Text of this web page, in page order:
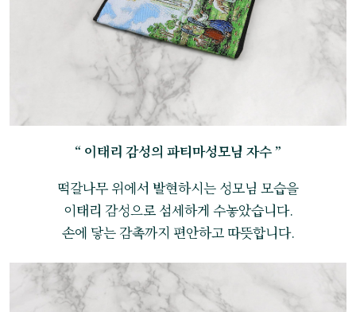
“ 이태리 감성의 파티마성모님 자수 ”
떡갈나무 위에서 발현하시는 성모님 모습을
이태리 감성으로 섬세하게 수놓았습니다.
손에 닿는 감촉까지 편안하고 따뜻합니다.